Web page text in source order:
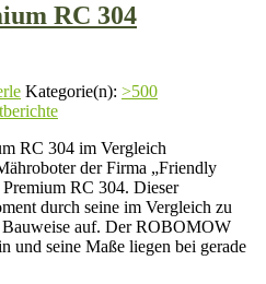
RC 304
Kategorie(n): >500
RC 304 im Vergleich
der Firma „Friendly
RC 304. Dieser
durch seine im Vergleich zu
Bauweise auf. Der ROBOMOW
und seine Maße liegen bei gerade